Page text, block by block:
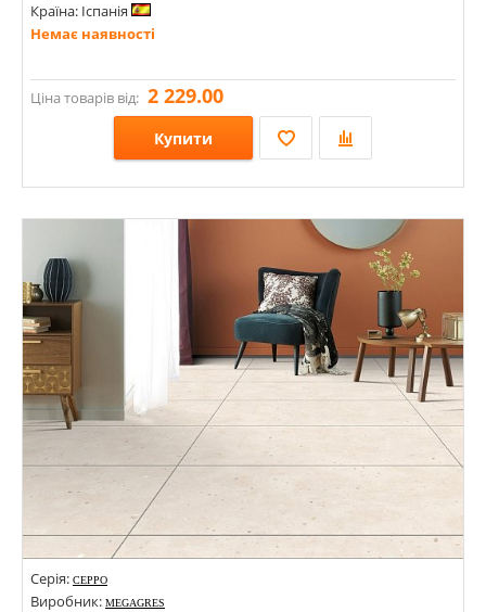
Країна: Іспанія
Немає наявності
Ціна товарів від: 2 229.00
Купити
Стилі: Під камінь;
Серія: CEPPO
Виробник: MEGAGRES